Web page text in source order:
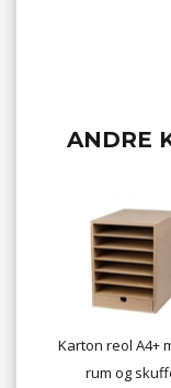
ANDRE
Karton reol A4+
rum og